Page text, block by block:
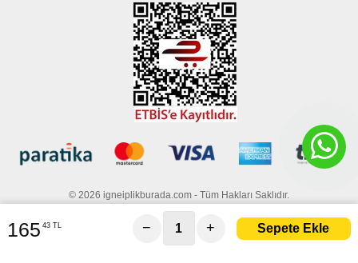
© 2026 igneiplikburada.com - Tüm Hakları Saklıdır.
165 43 TL − +